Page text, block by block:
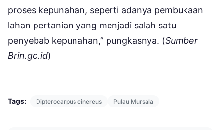
proses kepunahan, seperti adanya pembukaan
lahan pertanian yang menjadi salah satu
penyebab kepunahan,” pungkasnya. (Sumber
Brin.go.id)
Tags: Dipterocarpus cinereus Pulau Mursala